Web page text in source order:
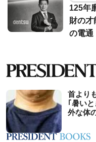
125年
財の才
の電通
首より
｢暑い
外な体